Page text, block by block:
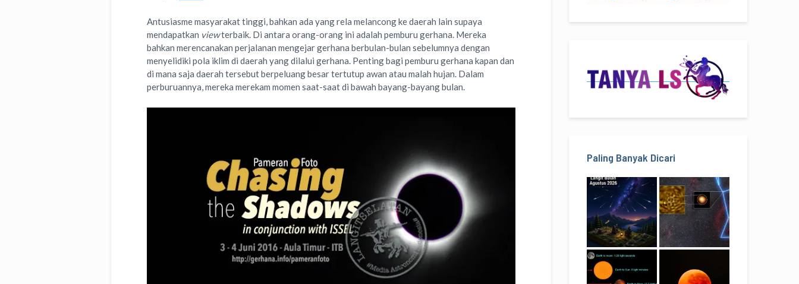
Antusiasme masyarakat tinggi, bahkan ada yang rela melancong ke daerah lain supaya
mendapatkan viewterbaik. Di antara orang-orang ini adalah pemburu gerhana. Mereka
bahkan merencanakan perjalanan mengejar gerhana berbulan-bulan sebelumnya dengan
menyelidiki pola iklim di daerah yang dilalui gerhana. Penting bagi pemburu gerhana kapan dan
di mana saja daerah tersebut berpeluang besar tertutup awan atau malah hujan. Dalam
perburuannya, mereka merekam momen saat-saat di bawah bayang-bayang bulan.
Paling Banyak Dicari